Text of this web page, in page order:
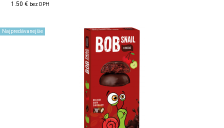
1.50 € bez DPH
Najpredávanejšie